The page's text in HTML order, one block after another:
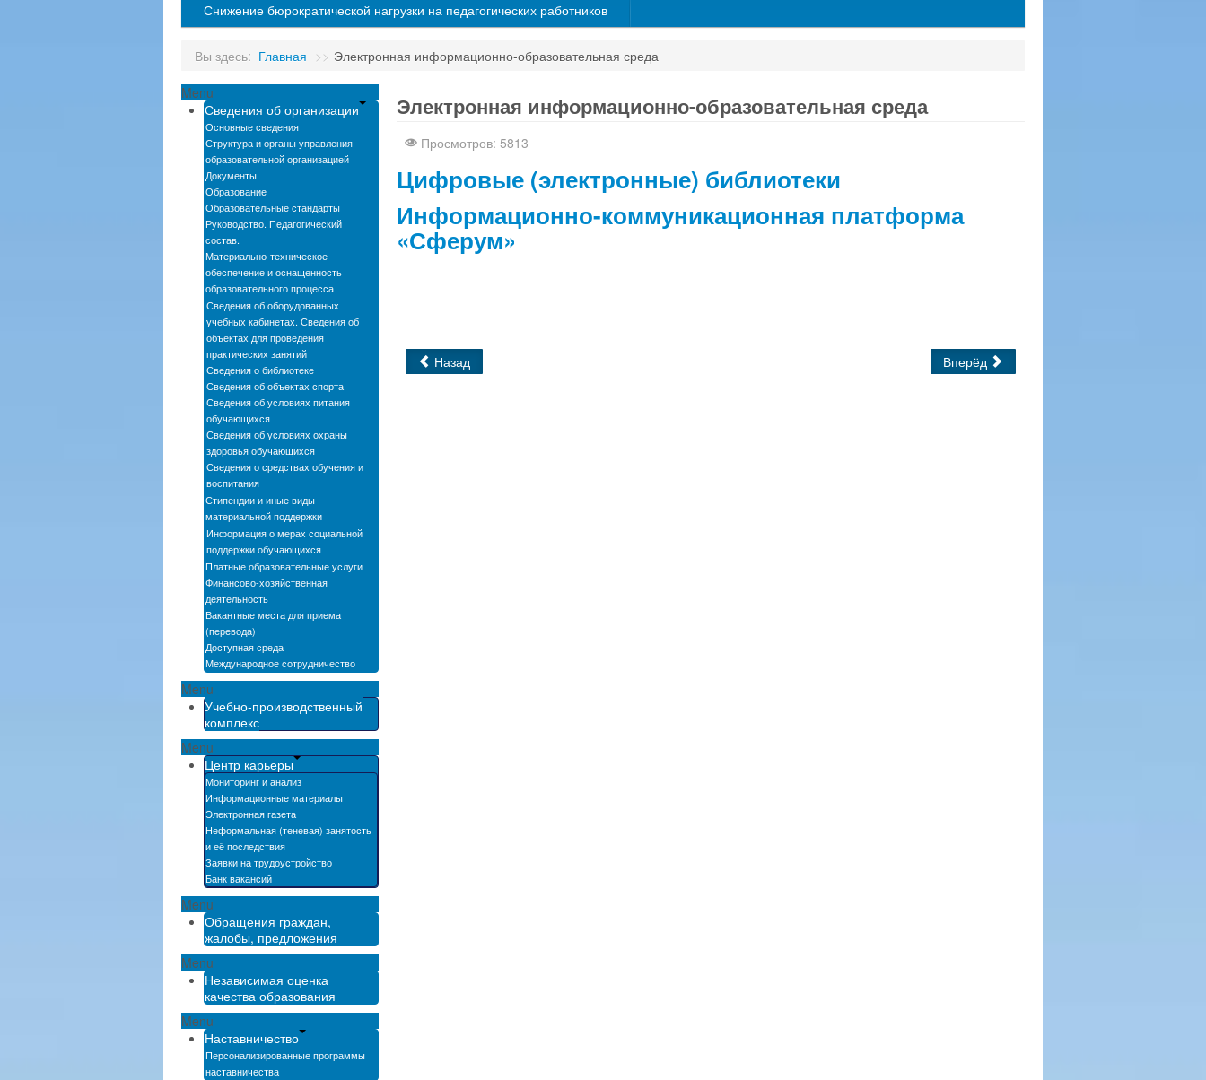
Снижение бюрократической нагрузки на педагогических работников
Вы здесь: Главная >> Электронная информационно-образовательная среда
Menu
Сведения об организации
Основные сведения
Структура и органы управления
образовательной организацией
Документы
Образование
Образовательные стандарты
Руководство. Педагогический
состав.
Материально-техническое
обеспечение и оснащенность
образовательного процесса
Сведения об оборудованных
учебных кабинетах. Сведения об
объектах для проведения
практических занятий
Сведения о библиотеке
Сведения об объектах спорта
Сведения об условиях питания
обучающихся
Сведения об условиях охраны
здоровья обучающихся
Сведения о средствах обучения и
воспитания
Стипендии и иные виды
материальной поддержки
Информация о мерах социальной
поддержки обучающихся
Платные образовательные услуги
Финансово-хозяйственная
деятельность
Вакантные места для приема
(перевода)
Доступная среда
Международное сотрудничество
Menu
Учебно-производственный
комплекс
Menu
Центр карьеры
Мониторинг и анализ
Информационные материалы
Электронная газета
Неформальная (теневая) занятость
и её последствия
Заявки на трудоустройство
Банк вакансий
Menu
Обращения граждан,
жалобы, предложения
Menu
Независимая оценка
качества образования
Menu
Наставничество
Персонализированные программы
наставничества
Все для . Бесплатные шаблоны и расширения.
Электронная информационно-образовательная среда
Просмотров: 5813
Цифровые (электронные) библиотеки
Информационно-коммуникационная платформа
«Сферум»
Назад Вперёд